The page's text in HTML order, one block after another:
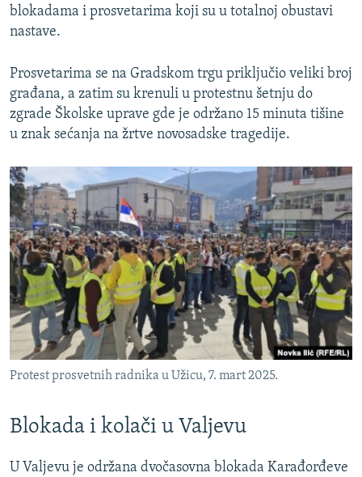
blokadama i prosvetarima koji su u totalnoj obustavi
nastave.
Prosvetarima se na Gradskom trgu priključio veliki broj
građana, a zatim su krenuli u protestnu šetnju do
zgrade Školske uprave gde je održano 15 minuta tišine
u znak sećanja na žrtve novosadske tragedije.
Protest prosvetnih radnika u Užicu, 7. mart 2025.
Blokada i kolači u Valjevu
U Valjevu je održana dvočasovna blokada Karađorđeve